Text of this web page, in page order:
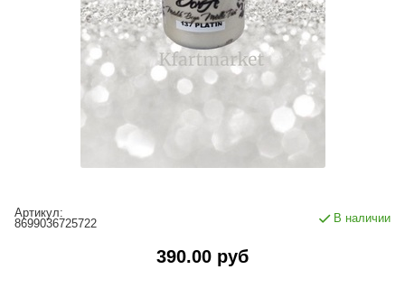
Артикул:
8699036725722
В наличии
390.00 руб